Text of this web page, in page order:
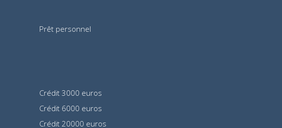
Prêt personnel
Crédit 3000 euros
Crédit 6000 euros
Crédit 20000 euros